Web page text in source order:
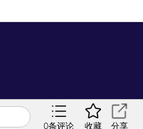
0条评论 收藏 分享